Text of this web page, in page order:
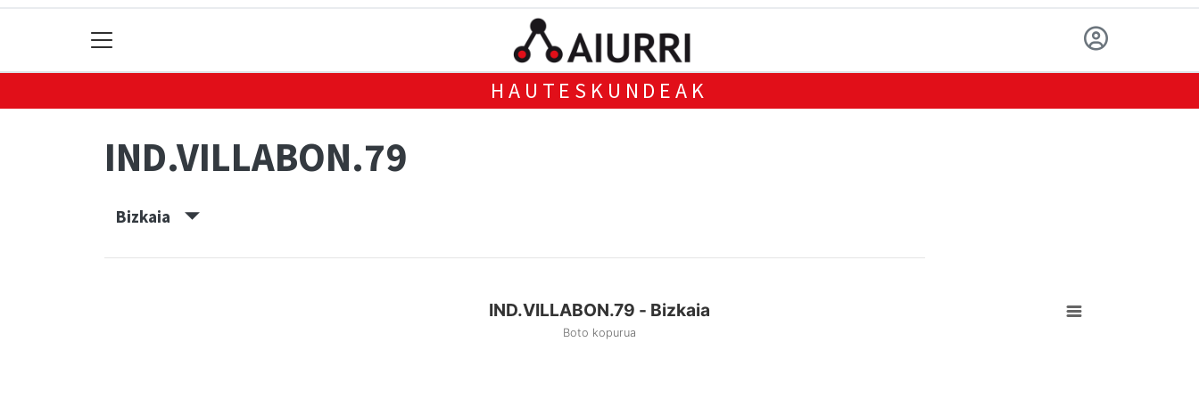
HAUTESKUNDEAK
IND.VILLABON.79
Bizkaia
IND.VILLABON.79 - Bizkaia
Boto kopurua